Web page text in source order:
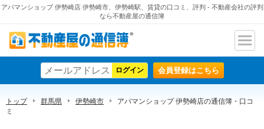
アパマンショップ 伊勢崎店 伊勢崎市、伊勢崎駅、賃貸の口コミ、評判 - 不動産会社の評判
なら不動産屋の通信簿
不動産屋の通信簿
ナビ
ン
会員登録はこちら
トップ 群馬県 伊勢崎市
アパマンショップ 伊勢崎店の通信簿・口コ
ミ